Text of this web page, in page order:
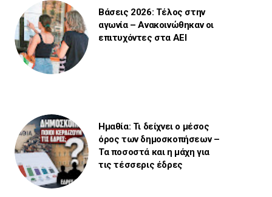
Βάσεις 2026: Τέλος στην
αγωνία – Ανακοινώθηκαν οι
επιτυχόντες στα ΑΕΙ
Ημαθία: Τι δείχνει ο μέσος
όρος των δημοσκοπήσεων –
Τα ποσοστά και η μάχη για
τις τέσσερις έδρες